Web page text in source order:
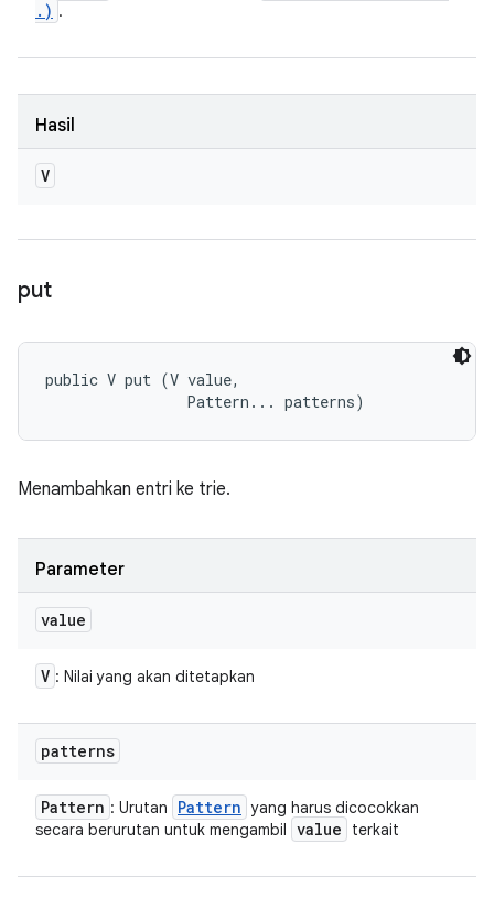
. ) .
Hasil
V
put
public V put (V value,
                Pattern... patterns)
Menambahkan entri ke trie.
Parameter
value
V : Nilai yang akan ditetapkan
patterns
Pattern : Urutan Pattern yang harus dicocokkan
secara berurutan untuk mengambil value terkait